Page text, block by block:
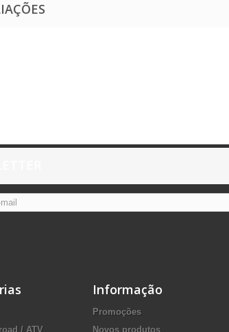
/ ATV
Informação
Promoções
Novos produtos